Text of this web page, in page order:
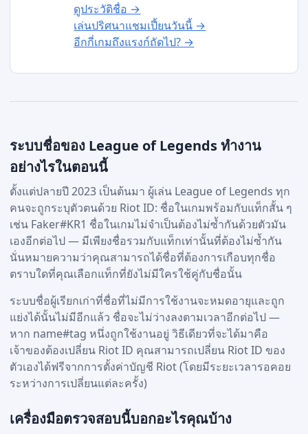
ดูประวัติชื่อ →
เล่นปริศนาแชมเปี้ยนวันนี้ →
อีกกี่เกมถึงแรงก์ถัดไป? →
ระบบชื่อของ League of Legends ทำงาน
อย่างไรในตอนนี้
ตั้งแต่ปลายปี 2023 เป็นต้นมา ผู้เล่น League of Legends ทุก
คนจะถูกระบุตัวตนด้วย Riot ID: ชื่อในเกมพร้อมกับแท็กสั้น ๆ
เช่น Faker#KR1 ชื่อในเกมไม่จำเป็นต้องไม่ซ้ำกันด้วยตัวมัน
เองอีกต่อไป — มีเพียงชื่อรวมกับแท็กเท่านั้นที่ต้องไม่ซ้ำกัน
นั่นหมายความว่าคุณสามารถได้ชื่อที่ต้องการเกือบทุกชื่อ
ตราบใดที่คุณเลือกแท็กที่ยังไม่มีใครใช้คู่กับชื่อนั้น
ระบบชื่อผู้เรียกเก่าที่ชื่อที่ไม่มีการใช้งานจะหมดอายุและถูก
แย่งได้นั้นไม่มีอีกแล้ว ชื่อจะไม่ว่างลงตามเวลาอีกต่อไป —
หาก name#tag หนึ่งถูกใช้งานอยู่ วิธีเดียวที่จะได้มาคือ
เจ้าของต้องเปลี่ยน Riot ID คุณสามารถเปลี่ยน Riot ID ของ
ตัวเองได้ฟรีจากการตั้งค่าบัญชี Riot (โดยมีระยะเวลารอคอย
ระหว่างการเปลี่ยนแต่ละครั้ง)
เครื่องมือตรวจสอบนี้บอกอะไรคุณบ้าง